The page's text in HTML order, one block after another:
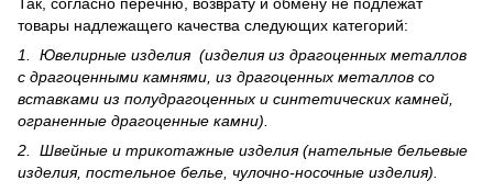
товары надлежащего качества следующих категорий:
1. Ювелирные изделия (изделия из драгоценных металлов
с драгоценными камнями, из драгоценных металлов со
вставками из полудрагоценных и синте­тических камней,
ограненные драгоценные камни).
2. Швейные и трикотажные изделия (нательные бельевые
изделия, постельное белье, чулочно-носочные изделия).